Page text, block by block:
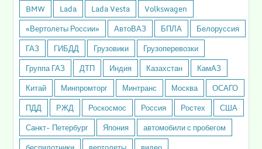
BMW Lada Lada Vesta
Volkswagen
«Вертолеты России»
АвтоВАЗ БПЛА
Белоруссия
ГАЗ
ГИБДД Грузовики
Грузоперевозки
Группа ГАЗ
ДТП Индия Казахстан
КамАЗ
Китай
Минпромторг Минтранс Москва
ОСАГО
ПДД
РЖД Роскосмос Россия Ростех
США
Санкт- Петербург
Япония
автомобили с пробегом